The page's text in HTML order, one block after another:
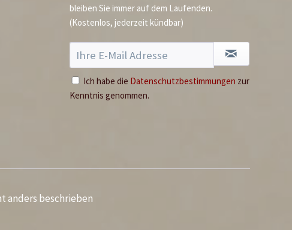
bleiben Sie immer auf dem Laufenden.
(Kostenlos, jederzeit kündbar)
Ich habe die Datenschutzbestimmungen zur
Kenntnis genommen.
anders beschrieben